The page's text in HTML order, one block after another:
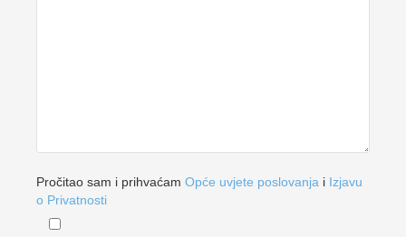
Pročitao sam i prihvaćam Opće uvjete poslovanja i Izjavu
o Privatnosti